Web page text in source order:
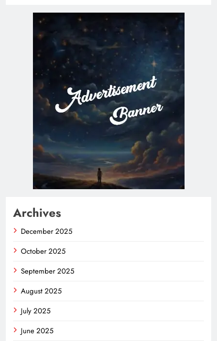
Archives
December 2025
October 2025
September 2025
August 2025
July 2025
June 2025